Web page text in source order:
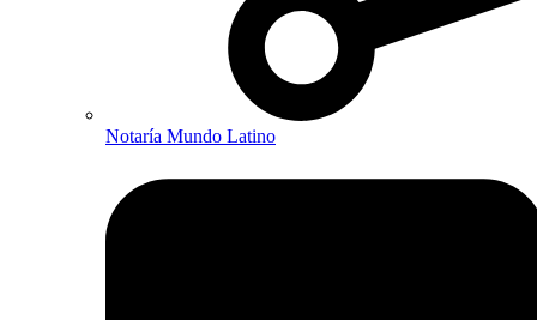
Notaría Mundo Latino